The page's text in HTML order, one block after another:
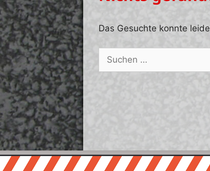
Das Gesuchte konnte
Suchen
nach: